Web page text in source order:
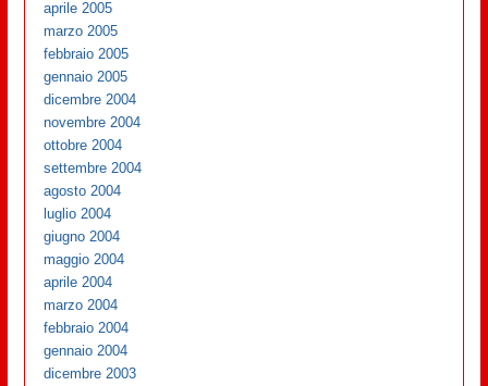
aprile 2005
marzo 2005
febbraio 2005
gennaio 2005
dicembre 2004
novembre 2004
ottobre 2004
settembre 2004
agosto 2004
luglio 2004
giugno 2004
maggio 2004
aprile 2004
marzo 2004
febbraio 2004
gennaio 2004
dicembre 2003